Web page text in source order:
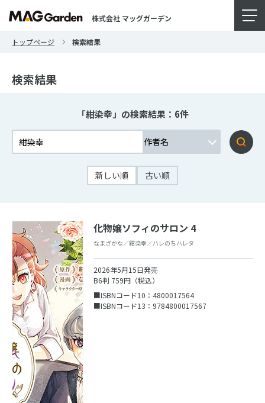
株式会社 マッグガーデン
トップページ 検索結果
検索結果
「紺染幸」の検索結果：6件
新しい順 古い順
化物嬢ソフィのサロン 4
なまざかな／紺染幸／ハレのちハレタ
2026年5月15日発売
B6判 759円（税込）
■ISBNコード10：4800017564
■ISBNコード13：9784800017567